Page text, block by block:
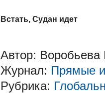
Встать, Судан идет
Автор: Воробьева
Журнал: Прямые
Рубрика: